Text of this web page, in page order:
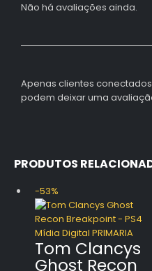
Não há avaliações ainda.
Apenas clientes
podem deixar uma
PRODUTOS
-53%
Tom Clancys
Ghost Recon